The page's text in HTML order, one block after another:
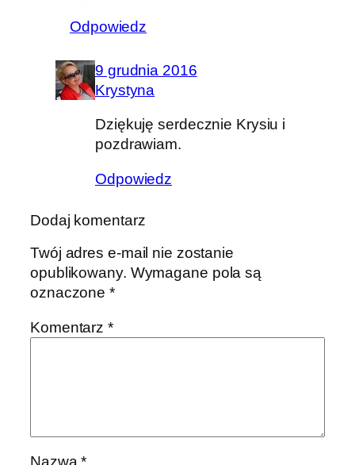
Odpowiedz
9 grudnia 2016
Krystyna
Dziękuję serdecznie Krysiu i
pozdrawiam.
Odpowiedz
Dodaj komentarz
Twój adres e-mail nie zostanie
opublikowany. Wymagane pola są
oznaczone*
Komentarz*
Nazwa*